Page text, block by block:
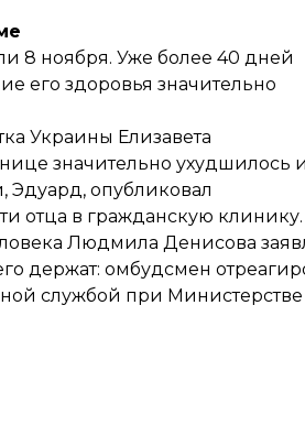
8 ноября. Уже более 40 дней
его здоровья значительно
Украины Елизавета
значительно ухудшилось
Эдуард, опубликовал
отца в гражданскую клинику.
Людмила Денисова
держат: омбудсмен
службой при Министерстве